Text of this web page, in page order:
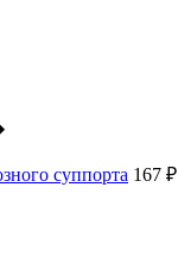
суппорта 167 ₽